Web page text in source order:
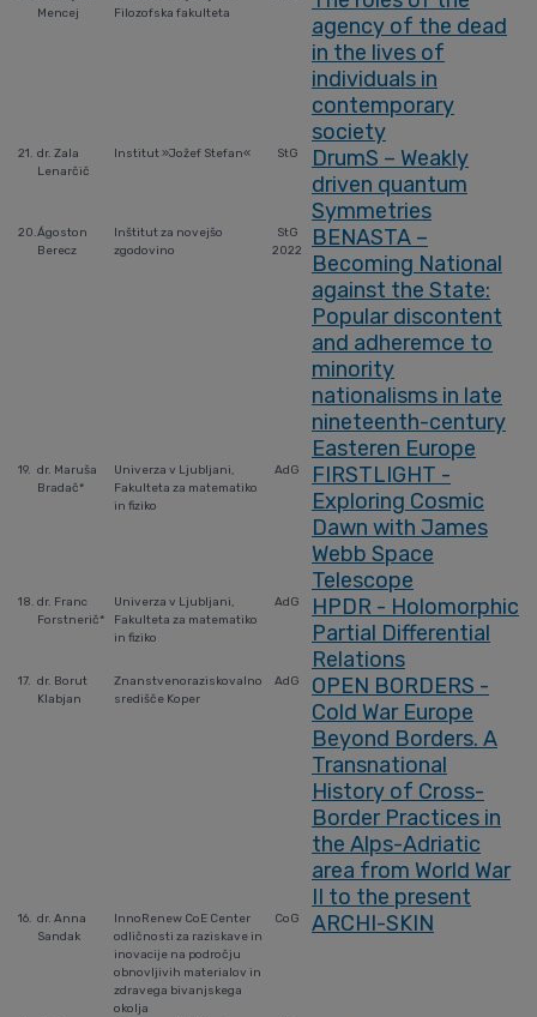
Mencej
Filozofska fakulteta
agency of the dead
in the lives of
individuals in
contemporary
society
21. dr. Zala
Lenarčič
Institut »Jožef Stefan« StG
DrumS – Weakly
driven quantum
Symmetries
20.Ágoston
Berecz
Inštitut za novejšo
zgodovino
StG
2022
BENASTA –
Becoming National
against the State:
Popular discontent
and adheremce to
minority
nationalisms in late
nineteenth-century
Easteren Europe
19. dr. Maruša
Bradač*
Univerza v Ljubljani,
Fakulteta za matematiko
in fiziko
AdG
FIRSTLIGHT -
Exploring Cosmic
Dawn with James
Webb Space
Telescope
18. dr. Franc
Forstnerič*
Univerza v Ljubljani,
Fakulteta za matematiko
in fiziko
AdG
HPDR - Holomorphic
Partial Differential
Relations
17. dr. Borut
Klabjan
Znanstvenoraziskovalno
središče Koper
AdG
OPEN BORDERS -
Cold War Europe
Beyond Borders. A
Transnational
History of Cross-
Border Practices in
the Alps-Adriatic
area from World War
II to the present
16. dr. Anna
Sandak
InnoRenew CoE Center
odličnosti za raziskave in
inovacije na področju
obnovljivih materialov in
zdravega bivanjskega
okolja
CoG ARCHI-SKIN